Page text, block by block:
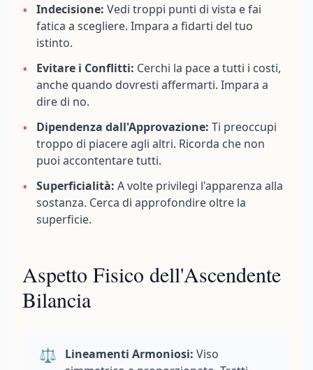
• Indecisione: Vedi troppi punti di vista e fai
fatica a scegliere. Impara a fidarti del tuo
istinto.
• Evitare i Conflitti: Cerchi la pace a tutti i costi,
anche quando dovresti affermarti. Impara a
dire di no.
• Dipendenza dall'Approvazione: Ti preoccupi
troppo di piacere agli altri. Ricorda che non
puoi accontentare tutti.
• Superficialità: A volte privilegi l'apparenza alla
sostanza. Cerca di approfondire oltre la
superficie.
Aspetto Fisico dell'Ascendente
Bilancia
⚖️ Lineamenti Armoniosi: Viso